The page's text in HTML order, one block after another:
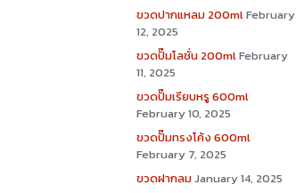
ขวดปากแหลม 200mlFebruary
12, 2025
ขวดปั๊มโลชั่น 200mlFebruary
11, 2025
ขวดปั๊มเรียบหรู 600ml
February 10, 2025
ขวดปั๊มทรงโค้ง 600ml
February 7, 2025
ขวดฝากลมJanuary 14, 2025